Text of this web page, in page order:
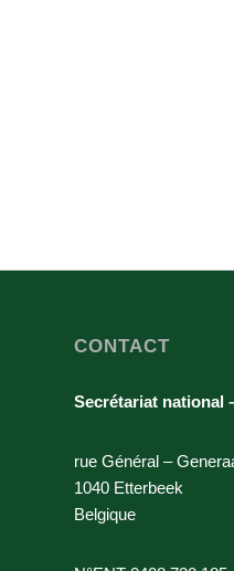
CONTACT
Secrétariat national
rue Général –
1040 Etterbeek
Belgique